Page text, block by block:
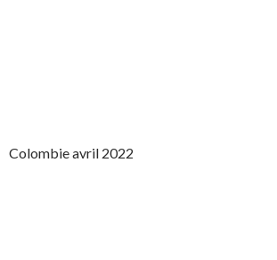
Colombie avril 2022